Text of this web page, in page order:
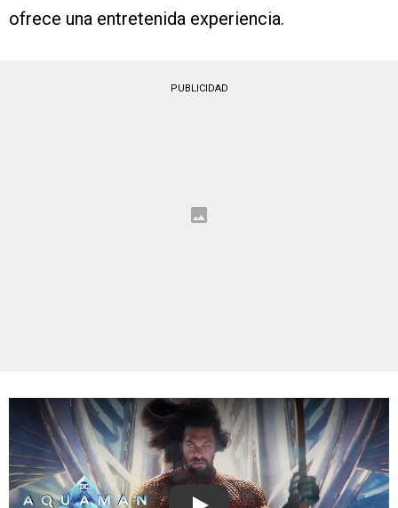
ofrece una entretenida experiencia.
PUBLICIDAD